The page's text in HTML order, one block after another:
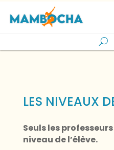
LES NIVEAUX
Seuls les
niveau de l’élève.